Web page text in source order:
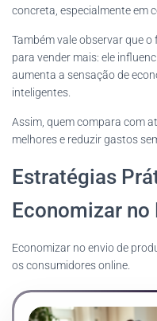
concreta, especialmente em
Também vale observar que
para vender mais: ele
aumenta a sensação de
inteligentes.
Assim, quem compara com
melhores e reduzir gastos
Estratégias
Economizar no
Economizar no envio de
os consumidores online.